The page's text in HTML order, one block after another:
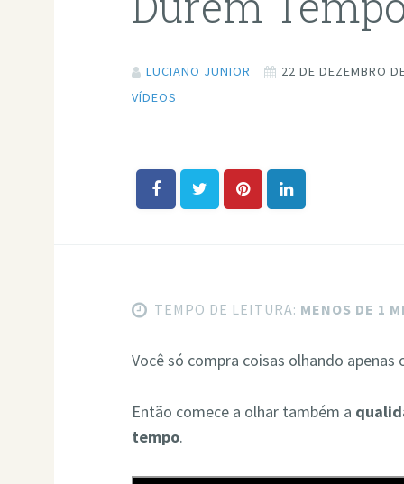
LUCIANO JUNIOR
22 DE DEZEMBRO
VÍDEOS
TEMPO DE LEITURA: MENOS DE 1
Você só compra coisas olhando apenas
Então comece a olhar também a
tempo.